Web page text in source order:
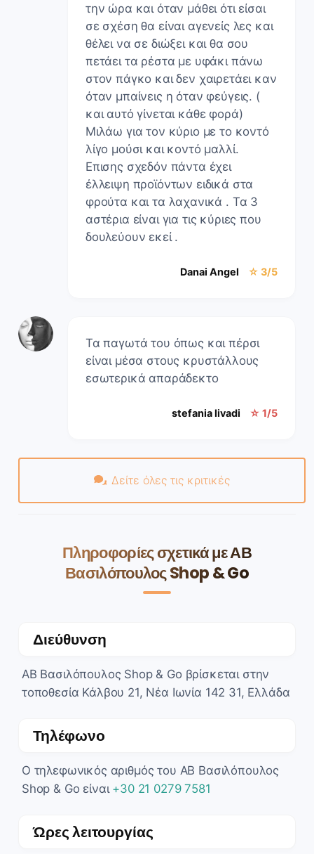
την ώρα και όταν μάθει ότι είσαι
σε σχέση θα είναι αγενείς λες και
θέλει να σε διώξει και θα σου
πετάει τα ρέστα με υφάκι πάνω
στον πάγκο και δεν χαιρετάει καν
όταν μπαίνεις η όταν φεύγεις. (
και αυτό γίνεται κάθε φορά)
Μιλάω για τον κύριο με το κοντό
λίγο μούσι και κοντό μαλλί.
Επισης σχεδόν πάντα έχει
έλλειψη προϊόντων ειδικά στα
φρούτα και τα λαχανικά . Τα 3
αστέρια είναι για τις κύριες που
δουλεύουν εκεί .
Danai Angel ☆ 3/5
Τα παγωτά του όπως και πέρσι
είναι μέσα στους κρυστάλλους
εσωτερικά απαράδεκτο
stefania livadi ☆ 1/5
Δείτε όλες τις κριτικές
Πληροφορίες σχετικά με ΑΒ
Βασιλόπουλος Shop & Go
Διεύθυνση
ΑΒ Βασιλόπουλος Shop & Go βρίσκεται στην
τοποθεσία Κάλβου 21, Νέα Ιωνία 142 31, Ελλάδα
Τηλέφωνο
Ο τηλεφωνικός αριθμός του ΑΒ Βασιλόπουλος
Shop & Go είναι +30 21 0279 7581
Ώρες λειτουργίας